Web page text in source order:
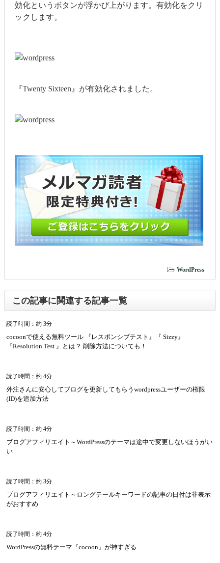
効化というボタンが浮かび上がります。有効化をクリ
ックします。
『Twenty Sixteen』が有効化されました。
WordPress
この記事に関連する記事一覧
読了時間：約 3分
cocoonで使える無料ツール 『レスポンシブテスト』『 Sizzy』
『Resolution Test 』とは？ 削除方法についても！
読了時間：約 4分
外注さんに安心してブログを更新してもらうwordpressユーザーの権限
(ID)を追加方法
読了時間：約 4分
ブログアフィリエイト～WordPressのテーマは途中で変更しないほうがい
い
読了時間：約 3分
ブログアフィリエイト～ロングテールキーワードの記事の日付は非表示
がおすすめ
読了時間：約 4分
WordPressの無料テーマ『cocoon』が神すぎる